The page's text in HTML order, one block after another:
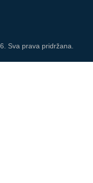
Sva prava pridržana.